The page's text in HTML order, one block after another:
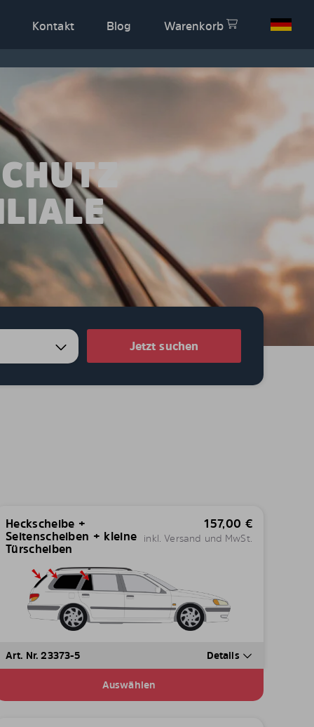
Kontakt Blog Warenkorb
Jetzt suchen
Heckscheibe +
Seitenscheiben + kleine
Türscheiben
157,00 €
inkl. Versand und MwSt.
Art. Nr. 23373-5 Details
Auswählen